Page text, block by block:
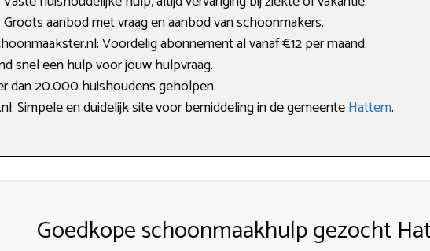
aanbod met vraag en aanbod van schoonmakers.
Voordelig abonnement al vanaf €12 per maand.
snel een hulp voor jouw hulpvraag.
dan 20.000 huishoudens geholpen.
Simpele en duidelijk site voor bemiddeling in de gemeenteHattem.
Goedkope schoonmaakhulp gezocht